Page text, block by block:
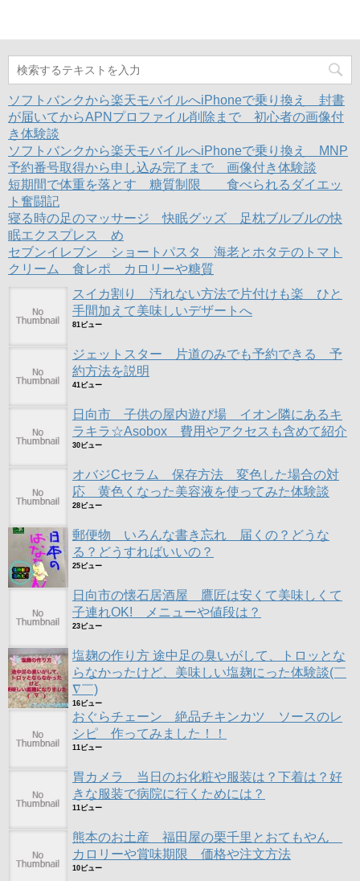
ソフトバンクから楽天モバイルへiPhoneで乗り換え 封書
が届いてからAPNプロファイル削除まで 初心者の画像付
き体験談
ソフトバンクから楽天モバイルへiPhoneで乗り換え MNP
予約番号取得から申し込み完了まで 画像付き体験談
短期間で体重を落とす 糖質制限 食べられるダイエッ
ト奮闘記
寝る時の足のマッサージ 快眠グッズ 足枕ブルブルの快
眠エクスプレス め
セブンイレブン ショートパスタ 海老とホタテのトマト
クリーム 食レポ カロリーや糖質
スイカ割り 汚れない方法で片付けも楽 ひと
手間加えて美味しいデザートへ
81ビュー
ジェットスター 片道のみでも予約できる 予
約方法を説明
41ビュー
日向市 子供の屋内遊び場 イオン隣にあるキ
ラキラ☆Asobox 費用やアクセスも含めて紹介
30ビュー
オバジCセラム 保存方法 変色した場合の対
応 黄色くなった美容液を使ってみた体験談
28ビュー
郵便物 いろんな書き忘れ 届くの？どうな
る？どうすればいいの？
25ビュー
日向市の懐石居酒屋 鷹匠は安くて美味しくて
子連れOK! メニューや値段は？
23ビュー
塩麹の作り方 途中足の臭いがして、トロッとな
らなかったけど、美味しい塩麹にった体験談(￣
∇￣)
16ビュー
おぐらチェーン 絶品チキンカツ ソースのレ
シピ 作ってみました！！
11ビュー
胃カメラ 当日のお化粧や服装は？下着は？好
きな服装で病院に行くためには？
11ビュー
熊本のお土産 福田屋の栗千里とおてもやん
カロリーや賞味期限 価格や注文方法
10ビュー